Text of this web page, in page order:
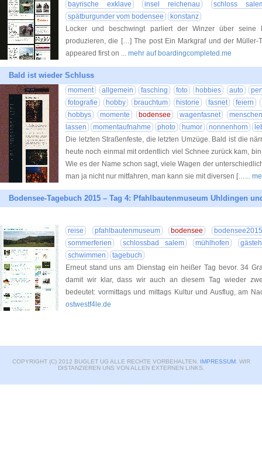
bayrische exklave insel reichenau
schloss
spätburgunder vom bodensee
konstanz
Locker und beschwingt parliert der Winzer über seine
produzieren, die […] The post Ein Markgraf und der Müller-
appeared first on ... mehr auf boardingcompleted.me
Bald ist wieder Schluss
moment allgemein fasching foto hobbies auto
fotografie
hobby brauchtum historie fasnet feiern
hobbys
momente bodensee wagenfasnet
menschen
lassen
momentaufnahme photo humor nonnenhorn
Die letzten Straßenfeste, die letzten Umzüge. Bald ist die
heute noch einmal mit ordentlich viel Schnee zurück kam,
Wie es der Name schon sagt, viele Wagen der
man ja nicht nur mitfahren, man kann sie mit diversen […...
Bodensee-Tagebuch 2015 – Tag 4: Pfahlbautenmuseum Uhldingen
reise pfahlbautenmuseum bodensee
bodensee2015
sommerferien
schlossbad salem mühlhofen
schwimmen
tagebuch
Erneut stand uns am Dienstag ein heißer Tag bevor. 34
damit wir klar, dass wir auch an diesem Tag wieder
bedeutet: vormittags und mittags Kultur und Ausflug, am
ostwestf4le.de
COPYRIGHT (C) 2012 BUGLET UG ALLE RECHTE VORBEHALTEN. IMPRESSUM. WIR
DISTANZIEREN UNS VON ALLEN EXTERNEN LINKS.